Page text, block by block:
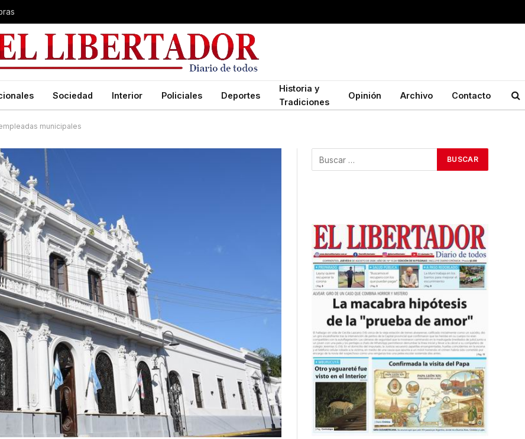
Sociedad Interior Policiales Deportes
Historia y
Tradiciones
Opinión Archivo Contacto
municipales